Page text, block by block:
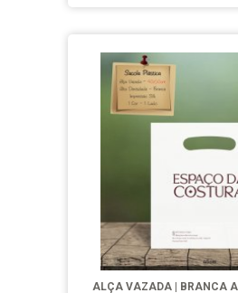
ALÇA VAZADA | BRANCA